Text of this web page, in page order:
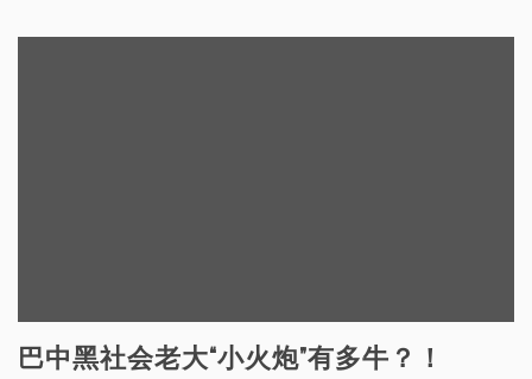
巴中黑社会老大“小火炮”有多牛？！